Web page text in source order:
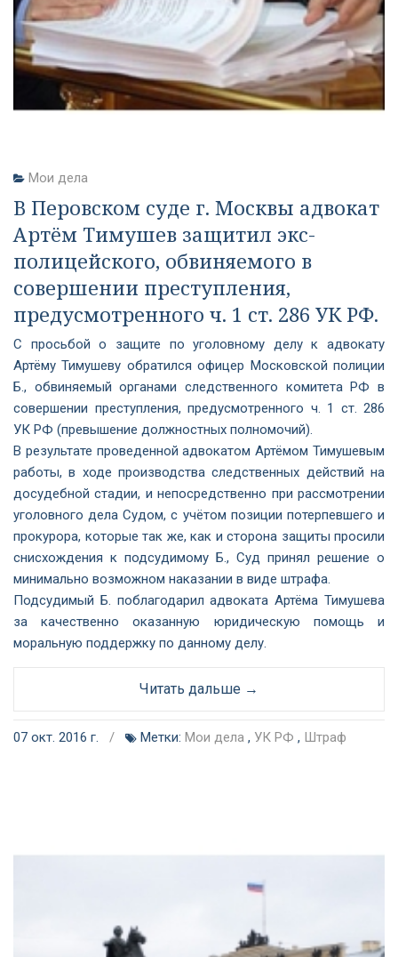
Мои дела
В Перовском суде г. Москвы адвокат
Артём Тимушев защитил экс-
полицейского, обвиняемого в
совершении преступления,
предусмотренного ч. 1 ст. 286 УК РФ.
С просьбой о защите по уголовному делу к адвокату
Артёму Тимушеву обратился офицер Московской полиции
Б., обвиняемый органами следственного комитета РФ в
совершении преступления, предусмотренного ч. 1 ст. 286
УК РФ (превышение должностных полномочий).
В результате проведенной адвокатом Артёмом Тимушевым
работы, в ходе производства следственных действий на
досудебной стадии, и непосредственно при рассмотрении
уголовного дела Судом, с учётом позиции потерпевшего и
прокурора, которые так же, как и сторона защиты просили
снисхождения к подсудимому Б., Суд принял решение о
минимально возможном наказании в виде штрафа.
Подсудимый Б. поблагодарил адвоката Артёма Тимушева
за качественно оказанную юридическую помощь и
моральную поддержку по данному делу.
Читать дальше →
07 окт. 2016 г. / Метки: Мои дела , УК РФ , Штраф